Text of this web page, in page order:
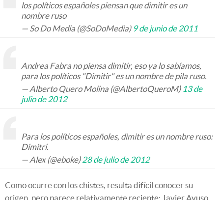
los políticos españoles piensan que dimitir es un
nombre ruso
— So Do Media (@SoDoMedia) 9 de junio de 2011
Andrea Fabra no piensa dimitir, eso ya lo sabíamos,
para los políticos "Dimitir" es un nombre de pila ruso.
— Alberto Quero Molina (@AlbertoQueroM) 13 de
julio de 2012
Para los políticos españoles, dimitir es un nombre ruso:
Dimitri.
— Alex (@eboke)28 de julio de 2012
Como ocurre con los chistes, resulta difícil conocer su
origen, pero parece relativamente reciente: Javier Ayuso